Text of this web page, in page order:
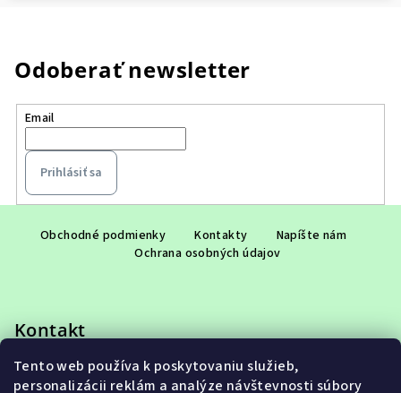
Tento web používa k poskytovaniu služieb,
personalizácii reklám a analýze návštevnosti súbory
Odoberať newsletter
Email
Prihlásiť sa
i
Obchodné podmienky Kontakty
Napíšte nám
Ochrana osobných údajov
Kontakt
eshop@adet.sk
+421 948 953 910